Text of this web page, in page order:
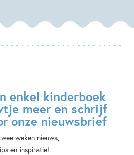
enkel kinderboek
meer en schrijf
onze nieuwsbrief
weken nieuws,
en inspiratie!